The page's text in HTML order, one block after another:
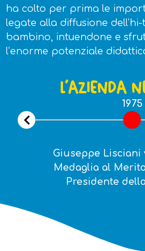
ha colto per prima le
legate alla diffusione
bambino, intuendone e
l’enorme potenziale
L'AZIENDA
1975
Giuseppe Lisciani
Medaglia al
Presidente